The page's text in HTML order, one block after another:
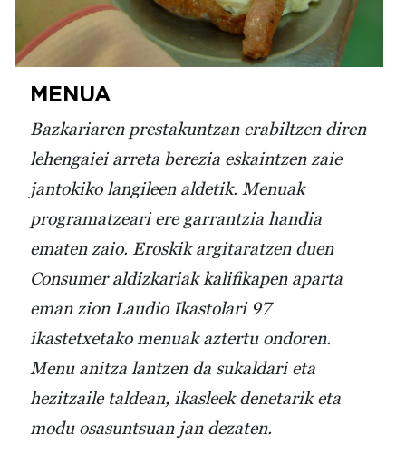
MENUA
Bazkariaren prestakuntzan erabiltzen diren
lehengaiei arreta berezia eskaintzen zaie
jantokiko langileen aldetik. Menuak
programatzeari ere garrantzia handia
ematen zaio. Eroskik argitaratzen duen
Consumer aldizkariak kalifikapen aparta
eman zion Laudio Ikastolari 97
ikastetxetako menuak aztertu ondoren.
Menu anitza lantzen da sukaldari eta
hezitzaile taldean, ikasleek denetarik eta
modu osasuntsuan jan dezaten.